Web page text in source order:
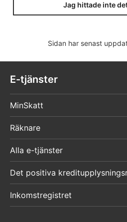
Jag hittade inte
Sidan har senast
E-tjänster
MinSkatt
Räknare
Alla e-tjänster
Det positiva
Inkomstregistret